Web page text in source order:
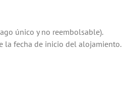
único y no reembolsable).
la fecha de inicio del alojamiento.